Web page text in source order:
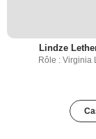
Lindze
Rôle : Virginia